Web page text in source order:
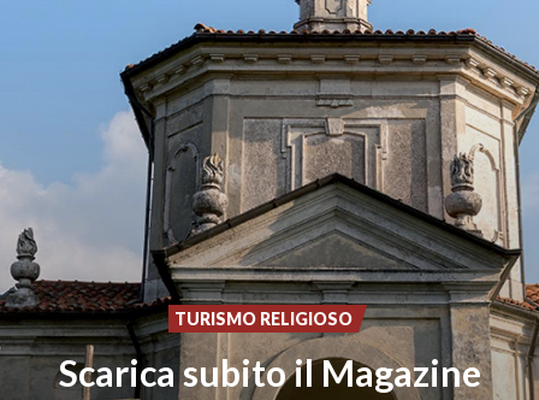
Scarica subito il Magazine
TURISMO RELIGIOSO